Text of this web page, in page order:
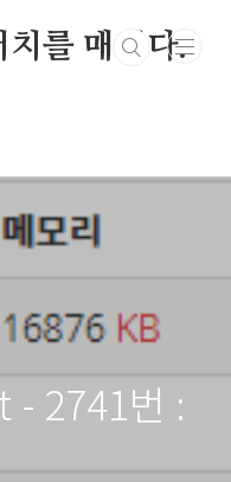
치를 매긴다.
2741번 :